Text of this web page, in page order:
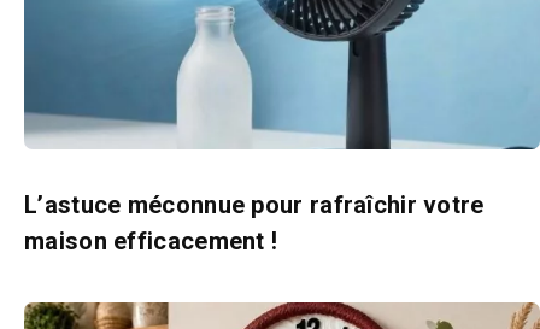
L’astuce méconnue pour rafraîchir votre
maison efficacement !